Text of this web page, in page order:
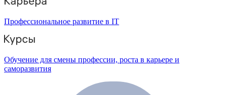
Профессиональное развитие в IT
Обучение для смены профессии, роста в карьере и
саморазвития